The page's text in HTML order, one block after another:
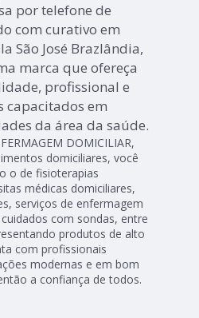
por telefone de
com curativo em
São José Brazlândia,
marca que ofereça
profissional e
capacitados em
da área da saúde.
DOMICILIAR,
domiciliares, você
o de fisioterapias
médicas domiciliares,
serviços de enfermagem
com sondas, entre
produtos de alto
com profissionais
modernas e em bom
a confiança de todos.